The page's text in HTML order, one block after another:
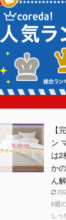
【
ン
は
か
ん
6畳
し